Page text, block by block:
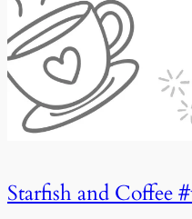
Starfish and Coffee